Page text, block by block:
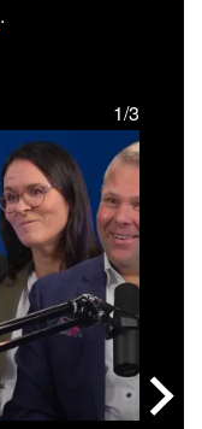
.
1/3